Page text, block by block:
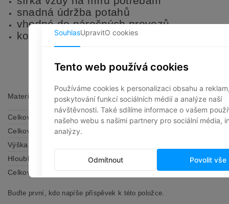
snadná údržba potahů
vhodné do náročných provozů
konstrukce z výběrového dřeva
Materiál potahu
Látka nebo koženka dle výběru
zákazníka
Celková šíře
na míru dle potřeb zákazníka
Celková výška
Výška sedu
Hloubka sedu
48 cm
Celková hloubka
60 cm
Buďte první, kdo napíše příspěvek k této položce.